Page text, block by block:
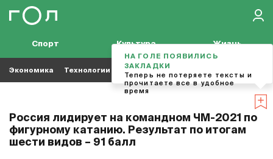
Спорт Культура Жизнь
Экономика Технологии Кино Футбол
Россия лидирует на командном ЧМ-2021 по
фигурному катанию. Результат по итогам
шести видов – 91 балл
НА ГОЛЕ ПОЯВИЛИСЬ
ЗАКЛАДКИ
Теперь не потеряете тексты и
прочитаете все в удобное
время